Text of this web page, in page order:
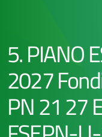
5. PIANO
2027
PN 21 27